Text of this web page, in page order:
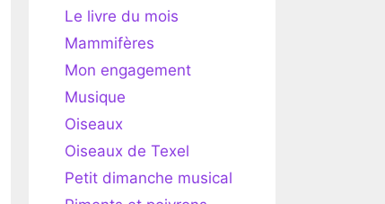
Le livre du mois
Mammifères
Mon engagement
Musique
Oiseaux
Oiseaux de Texel
Petit dimanche musical